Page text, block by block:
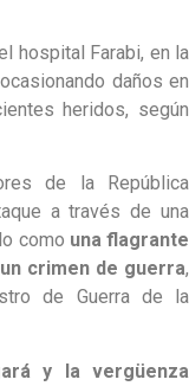
hospital Farabi, en la
daños en
heridos, según
de la República
a través de una
como una flagrante
crimen de guerra,
de Guerra de la
y la vergüenza